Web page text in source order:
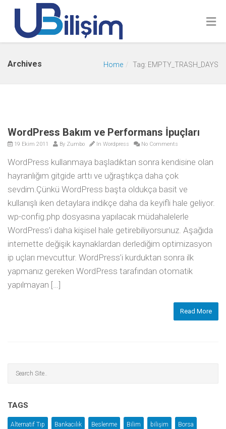
Archives Home Tag: EMPTY_TRASH_DAYS
WordPress Bakım ve Performans İpuçları
19 Ekim 2011 By Zumbo In Wordpress No Comments
WordPress kullanmaya başladıktan sonra kendisine olan
hayranlığım gitgide arttı ve uğraştıkça daha çok
sevdim.Çünkü WordPress başta oldukça basit ve
kullanışlı iken detaylara indikçe daha da keyifli hale geliyor.
wp-config.php dosyasına yapılacak müdahalelerle
WordPress’i daha kişisel hale getirebiliyorsunuz. Aşağıda
internette değişik kaynaklardan derlediğim optimizasyon
ip uçları mevcuttur. WordPress’i kurduktan sonra ilk
yapmanız gereken WordPress tarafından otomatik
yapılmayan […]
Read More
TAGS
Alternatif Tıp Bankacılık Beslenme Bilim bilişim Borsa